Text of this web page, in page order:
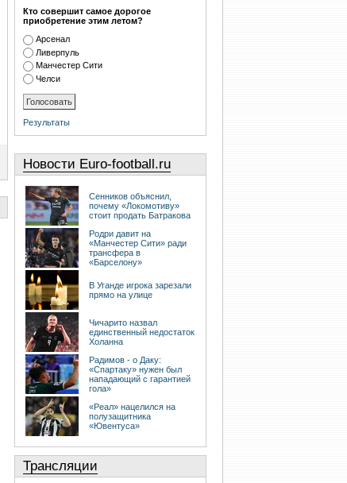
Кто совершит самое дорогое
приобретение этим летом?
Арсенал
Ливерпуль
Манчестер Сити
Челси
Результаты
Новости Euro-football.ru
Сенников объяснил,
почему «Локомотиву»
стоит продать Батракова
Родри давит на
«Манчестер Сити» ради
трансфера в
«Барселону»
В Уганде игрока зарезали
прямо на улице
Чичарито назвал
единственный недостаток
Холанна
Радимов - о Даку:
«Спартаку» нужен был
нападающий с гарантией
гола»
«Реал» нацелился на
полузащитника
«Ювентуса»
Трансляции